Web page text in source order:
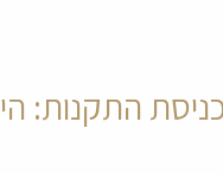
התקנות: